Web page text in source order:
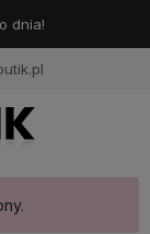
dnia!